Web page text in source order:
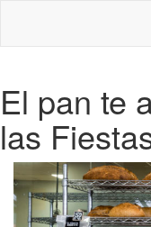
El pan te
las